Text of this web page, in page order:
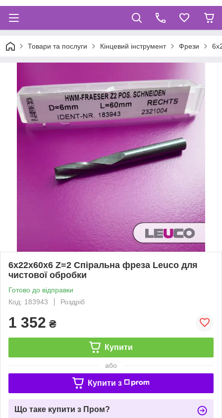
Товари та послуги Кінцевий інструмент Фрези
6х22х60х6 Z=2 Спіральна фреза Leuco для
чистової обробки
Готово до відправки
Код: 183943
Роздріб
1 352 ₴
Купити
або
Купити з
Що таке купити з Пром?